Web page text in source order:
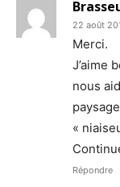
22 août
Merci.
J’aime
nous
«
Répondre